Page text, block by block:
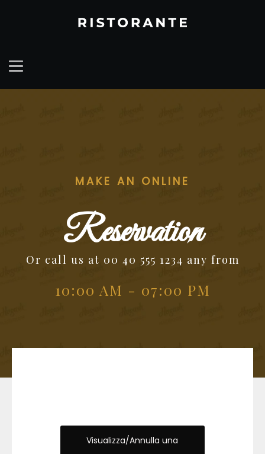
MAKE AN ONLINE
Reservation
Or call us at 00 40 555 1234 any from
10:00 AM - 07:00 PM
Visualizza/Annulla una